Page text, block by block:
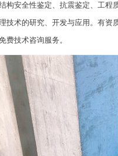
构安全性鉴定、抗震鉴定、工程
技术的研究、开发与应用。有资
费技术咨询服务。